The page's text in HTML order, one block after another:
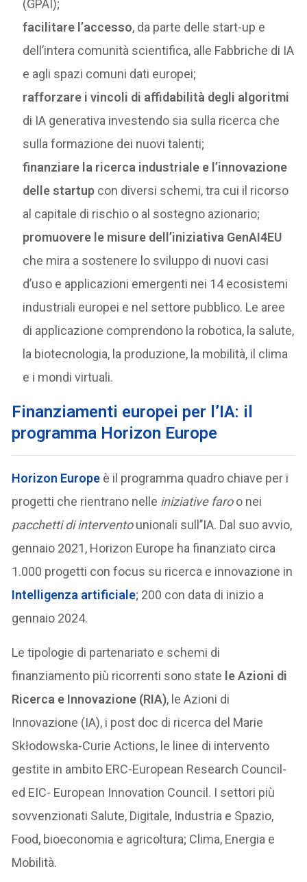
(GPAI);
facilitare l’accesso, da parte delle start-up e
dell’intera comunità scientifica, alle Fabbriche di IA
e agli spazi comuni dati europei;
rafforzare i vincoli di affidabilità degli algoritmi
di IA generativa investendo sia sulla ricerca che
sulla formazione dei nuovi talenti;
finanziare la ricerca industriale e l’innovazione
delle startup con diversi schemi, tra cui il ricorso
al capitale di rischio o al sostegno azionario;
promuovere le misure dell’iniziativa GenAI4EU
che mira a sostenere lo sviluppo di nuovi casi
d’uso e applicazioni emergenti nei 14 ecosistemi
industriali europei e nel settore pubblico. Le aree
di applicazione comprendono la robotica, la salute,
la biotecnologia, la produzione, la mobilità, il clima
e i mondi virtuali.
Finanziamenti europei per l’IA: il
programma Horizon Europe
Horizon Europe è il programma quadro chiave per i
progetti che rientrano nelle iniziative faroo nei
pacchetti di interventounionali sull’’IA. Dal suo avvio,
gennaio 2021, Horizon Europe ha finanziato circa
1.000 progetti con focus su ricerca e innovazione in
Intelligenza artificiale; 200 con data di inizio a
gennaio 2024.
Le tipologie di partenariato e schemi di
finanziamento più ricorrenti sono state le Azioni di
Ricerca e Innovazione (RIA), le Azioni di
Innovazione (IA), i post doc di ricerca del Marie
Skłodowska-Curie Actions, le linee di intervento
gestite in ambito ERC-European Research Council-
ed EIC- European Innovation Council. I settori più
sovvenzionati Salute, Digitale, Industria e Spazio,
Food, bioeconomia e agricoltura; Clima, Energia e
Mobilità.